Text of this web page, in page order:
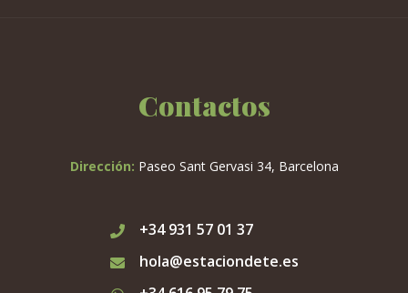
Contactos
Dirección: Paseo Sant Gervasi 34, Barcelona
+34 931 57 01 37
hola@estaciondete.es